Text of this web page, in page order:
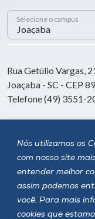
Nós utilizamos os
com nosso site
entender melhor
assim podemos
você. Para mais
cookies que
Selecione o campus
Rua Getúlio Vargas,
Joaçaba - SC - CEP
Telefone (49) 3551-
Siga a